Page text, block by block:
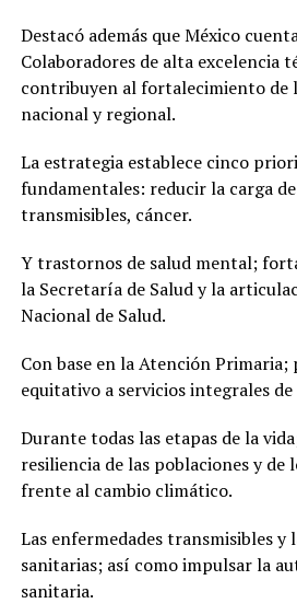
Destacó además que México
Colaboradores de alta excelencia
contribuyen al fortalecimiento de
nacional y regional.
La estrategia establece cinco
fundamentales: reducir la carga
transmisibles, cáncer.
Y trastornos de salud mental;
la Secretaría de Salud y la
Nacional de Salud.
Con base en la Atención Primaria;
equitativo a servicios integrales de
Durante todas las etapas de la
resiliencia de las poblaciones y de
frente al cambio climático.
Las enfermedades transmisibles y
sanitarias; así como impulsar la
sanitaria.